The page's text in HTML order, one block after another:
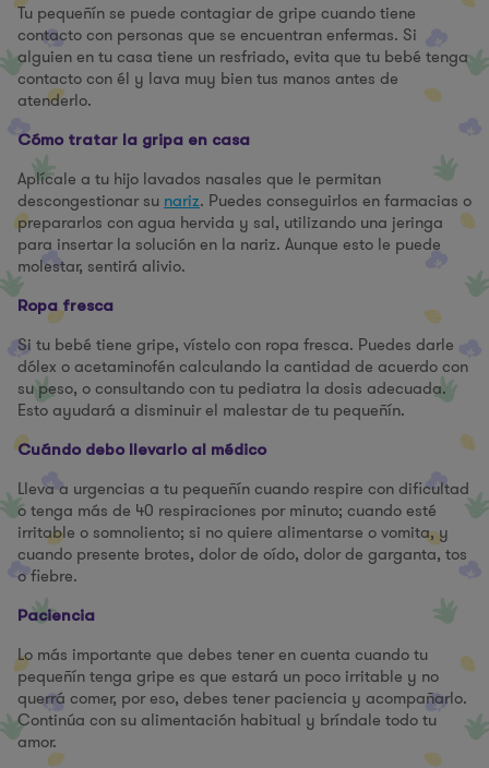
Tu pequeñín se puede contagiar de gripe cuando tiene
contacto con personas que se encuentran enfermas. Si
alguien en tu casa tiene un resfriado, evita que tu bebé tenga
contacto con él y lava muy bien tus manos antes de
atenderlo.
Cómo tratar la gripa en casa
Aplícale a tu hijo lavados nasales que le permitan
descongestionar su nariz. Puedes conseguirlos en farmacias o
prepararlos con agua hervida y sal, utilizando una jeringa
para insertar la solución en la nariz. Aunque esto le puede
molestar, sentirá alivio.
Ropa fresca
Si tu bebé tiene gripe, vístelo con ropa fresca. Puedes darle
dólex o acetaminofén calculando la cantidad de acuerdo con
su peso, o consultando con tu pediatra la dosis adecuada.
Esto ayudará a disminuir el malestar de tu pequeñín.
Cuándo debo llevarlo al médico
Lleva a urgencias a tu pequeñín cuando respire con dificultad
o tenga más de 40 respiraciones por minuto; cuando esté
irritable o somnoliento; si no quiere alimentarse o vomita, y
cuando presente brotes, dolor de oído, dolor de garganta, tos
o fiebre.
Paciencia
Lo más importante que debes tener en cuenta cuando tu
pequeñín tenga gripe es que estará un poco irritable y no
querrá comer, por eso, debes tener paciencia y acompañarlo.
Continúa con su alimentación habitual y bríndale todo tu
amor.